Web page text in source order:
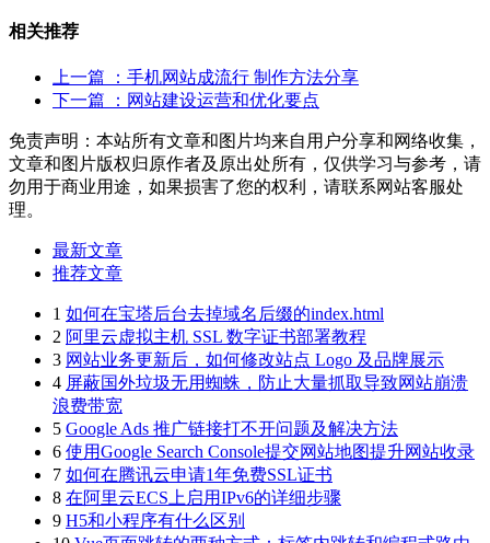
相关推荐
上一篇
：手机网站成流行 制作方法分享
下一篇
：网站建设运营和优化要点
免责声明：本站所有文章和图片均来自用户分享和网络收集，
文章和图片版权归原作者及原出处所有，仅供学习与参考，请
勿用于商业用途，如果损害了您的权利，请联系网站客服处
理。
最新文章
推荐文章
1 如何在宝塔后台去掉域名后缀的index.html
2 阿里云虚拟主机 SSL 数字证书部署教程
3 网站业务更新后，如何修改站点 Logo 及品牌展示
4 屏蔽国外垃圾无用蜘蛛，防止大量抓取导致网站崩溃
浪费带宽
5 Google Ads 推广链接打不开问题及解决方法
6 使用Google Search Console提交网站地图提升网站收录
7 如何在腾讯云申请1年免费SSL证书
8 在阿里云ECS上启用IPv6的详细步骤
9 H5和小程序有什么区别